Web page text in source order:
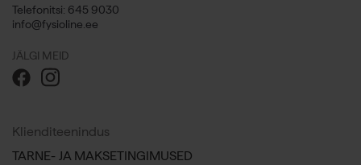
Telefonitsi: 645 9030
info@fysioline.ee
JÄLGI MEID
Klienditeenindus
TARNE- JA MAKSETINGIMUSED